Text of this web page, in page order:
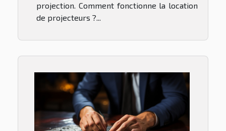
projection. Comment fonctionne la location
de projecteurs ?...